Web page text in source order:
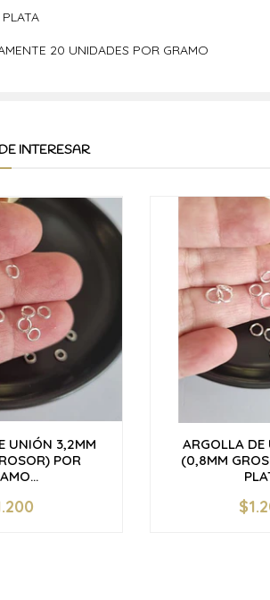
20 UNIDADES POR GRAMO
INTERESAR
UNIÓN 3,2MM
POR
+
ARGOLLA
(0,8MM